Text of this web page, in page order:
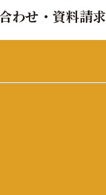
わせ・資料請求